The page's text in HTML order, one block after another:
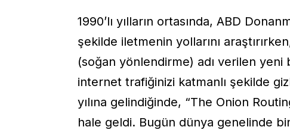
1990’lı yılların ortasında, ABD
şekilde iletmenin yollarını
(soğan yönlendirme) adı verilen
internet trafiğinizi katmanlı şekilde
yılına gelindiğinde, “The Onion
hale geldi. Bugün dünya genelinde